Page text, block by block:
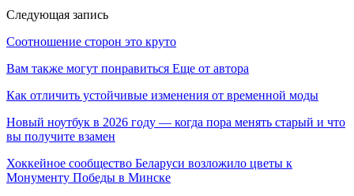
Следующая запись
Соотношение сторон это круто
Вам также могут понравиться Еще от автора
Как отличить устойчивые изменения от временной моды
Новый ноутбук в 2026 году — когда пора менять старый и что
вы получите взамен
Хоккейное сообщество Беларуси возложило цветы к
Монументу Победы в Минске